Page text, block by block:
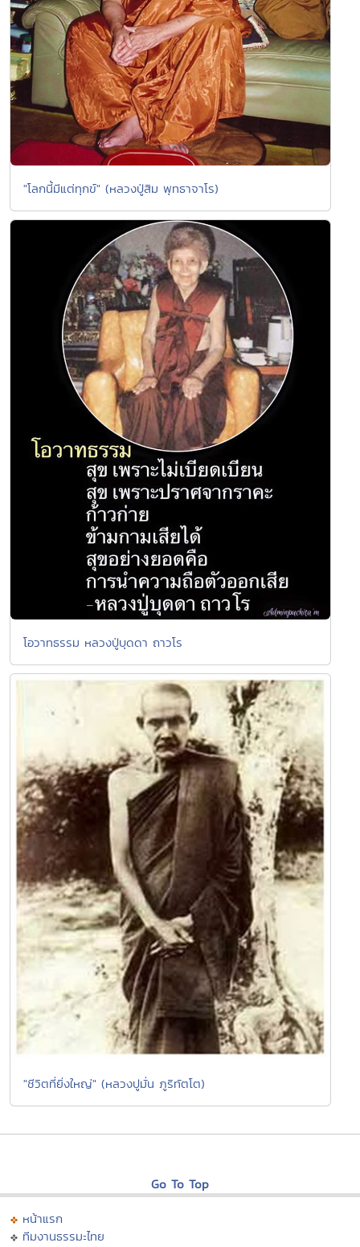
"โลกนี้มีแต่ทุกข์" (หลวงปู่สิม พุทธาจาโร)
โอวาทธรรม หลวงปู่บุดดา ถาวโร
"ชีวิตที่ยิ่งใหญ่" (หลวงปูมั่น ภูริทัตโต)
Go To Top
หน้าแรก
ทีมงานธรรมะไทย